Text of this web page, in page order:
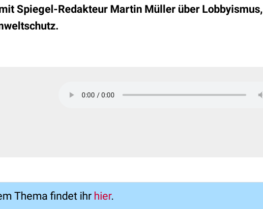
Spiegel-Redakteur Martin Müller über Lobbyismus,
Thema findet ihr hier.